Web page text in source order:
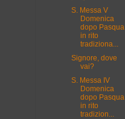
S. Messa V
Domenica
dopo Pasqua
in rito
tradiziona...
Signore, dove
vai?
S. Messa IV
Domenica
dopo Pasqua
in rito
tradizion...